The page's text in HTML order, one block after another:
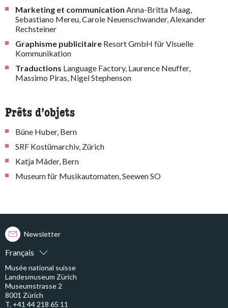
Marketing et communication Anna-Britta Maag,
Sebastiano Mereu, Carole Neuenschwander, Alexander
Rechsteiner
Graphisme publicitaire Resort GmbH für Visuelle
Kommunikation
Traductions Language Factory, Laurence Neuffer,
Massimo Piras, Nigel Stephenson
Prêts d’objets
Büne Huber, Bern
SRF Kostümarchiv, Zürich
Katja Mäder, Bern
Museum für Musikautomaten, Seewen SO
Français
Newsletter
Musée national suisse
Landesmuseum Zürich
Museumstrasse 2
8001 Zürich
T. +41 44 218 65 11